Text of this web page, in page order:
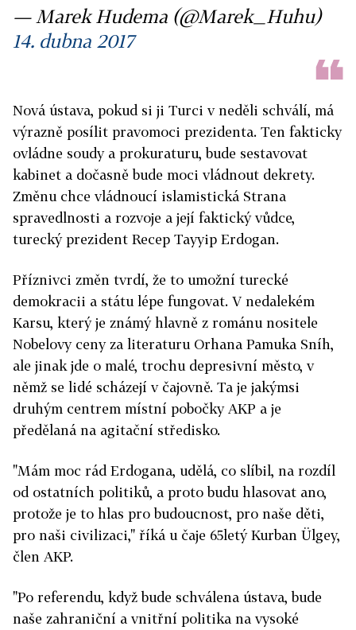
— Marek Hudema (@Marek_Huhu)
14. dubna 2017
Nová ústava, pokud si ji Turci v neděli schválí, má
výrazně posílit pravomoci prezidenta. Ten fakticky
ovládne soudy a prokuraturu, bude sestavovat
kabinet a dočasně bude moci vládnout dekrety.
Změnu chce vládnoucí islamistická Strana
spravedlnosti a rozvoje a její faktický vůdce,
turecký prezident Recep Tayyip Erdogan.
Příznivci změn tvrdí, že to umožní turecké
demokracii a státu lépe fungovat. V nedalekém
Karsu, který je známý hlavně z románu nositele
Nobelovy ceny za literaturu Orhana Pamuka Sníh,
ale jinak jde o malé, trochu depresivní město, v
němž se lidé scházejí v čajovně. Ta je jakýmsi
druhým centrem místní pobočky AKP a je
předělaná na agitační středisko.
"Mám moc rád Erdogana, udělá, co slíbil, na rozdíl
od ostatních politiků, a proto budu hlasovat ano,
protože je to hlas pro budoucnost, pro naše děti,
pro naši civilizaci," říká u čaje 65letý Kurban Ülgey,
člen AKP.
"Po referendu, když bude schválena ústava, bude
naše zahraniční a vnitřní politika na vysoké